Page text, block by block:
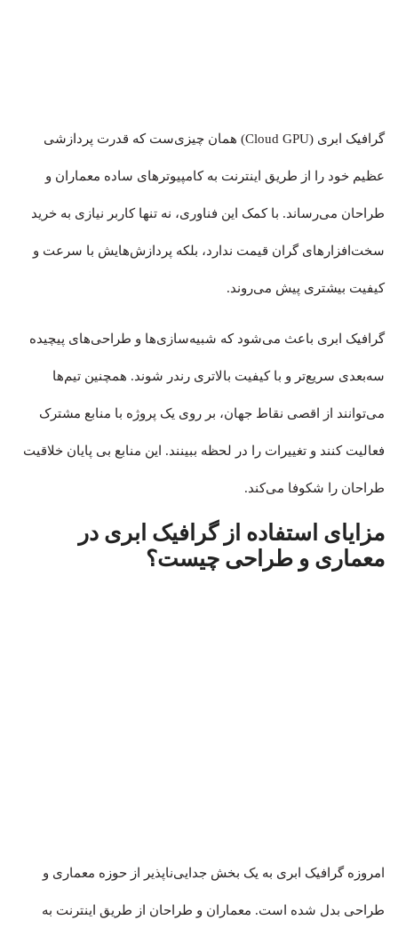
گرافیک ابری (Cloud GPU) همان چیزی‌ست که قدرت پردازشی
عظیم خود را از طریق اینترنت به کامپیوترهای ساده معماران و
طراحان می‌رساند. با کمک این فناوری، نه تنها کاربر نیازی به خرید
سخت‌افزارهای گران‌ قیمت ندارد، بلکه پردازش‌هایش با سرعت و
کیفیت بیشتری پیش می‌روند.
گرافیک ابری باعث می‌شود که شبیه‌سازی‌ها و طراحی‌های پیچیده
سه‌بعدی سریع‌تر و با کیفیت بالاتری رندر شوند. همچنین تیم‌ها
می‌توانند از اقصی نقاط جهان، بر روی یک پروژه با منابع مشترک
فعالیت کنند و تغییرات را در لحظه ببینند. این منابع بی پایان خلاقیت
طراحان را شکوفا می‌کند.
مزایای استفاده از گرافیک ابری در
معماری و طراحی چیست؟
امروزه گرافیک ابری به یک بخش جدایی‌ناپذیر از حوزه معماری و
طراحی بدل شده است. معماران و طراحان از طریق اینترنت به